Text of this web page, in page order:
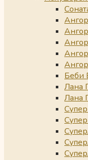
Беби
Лана
Лана